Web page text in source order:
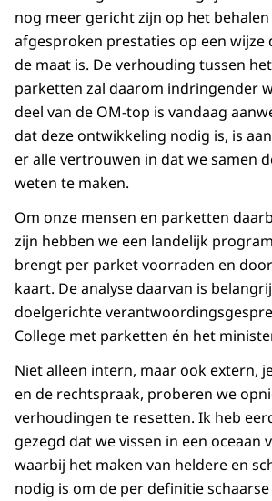
nog meer gericht zijn op het behalen
afgesproken prestaties op een wijze
de maat is. De verhouding tussen
parketten zal daarom indringender
deel van de OM-top is vandaag
dat deze ontwikkeling nodig is, is
er alle vertrouwen in dat we samen
weten te maken.
Om onze mensen en parketten
zijn hebben we een landelijk
brengt per parket voorraden en
kaart. De analyse daarvan is
doelgerichte
College met parketten én het
Niet alleen intern, maar ook extern,
en de rechtspraak, proberen we
verhoudingen te resetten. Ik heb
gezegd dat we vissen in een oceaan
waarbij het maken van heldere en
nodig is om de per definitie